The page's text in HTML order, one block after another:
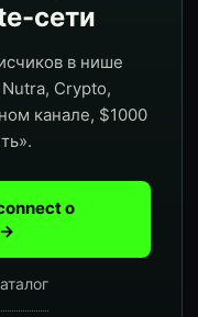
сети
в нише
Crypto,
канале, $1000
о